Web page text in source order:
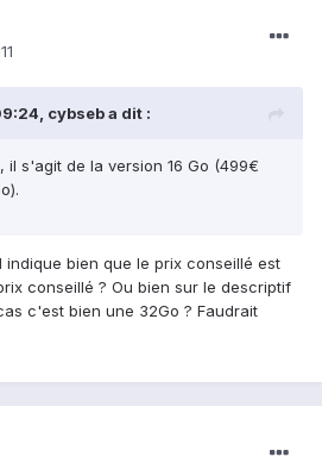
cybseb a dit :
il s'agit de la version 16 Go (499€
indique bien que le prix conseillé est
conseillé ? Ou bien sur le descriptif
c'est bien une 32Go ? Faudrait